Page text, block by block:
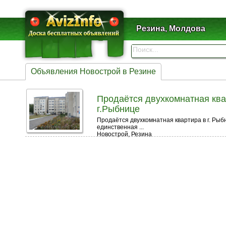
Резина, Молдова
Объявления Новострой в Резине
Продаётся двухкомнатная
г.Рыбнице
Продаётся двухкомнатная квартира в г.
единственная ...
Новострой, Резина